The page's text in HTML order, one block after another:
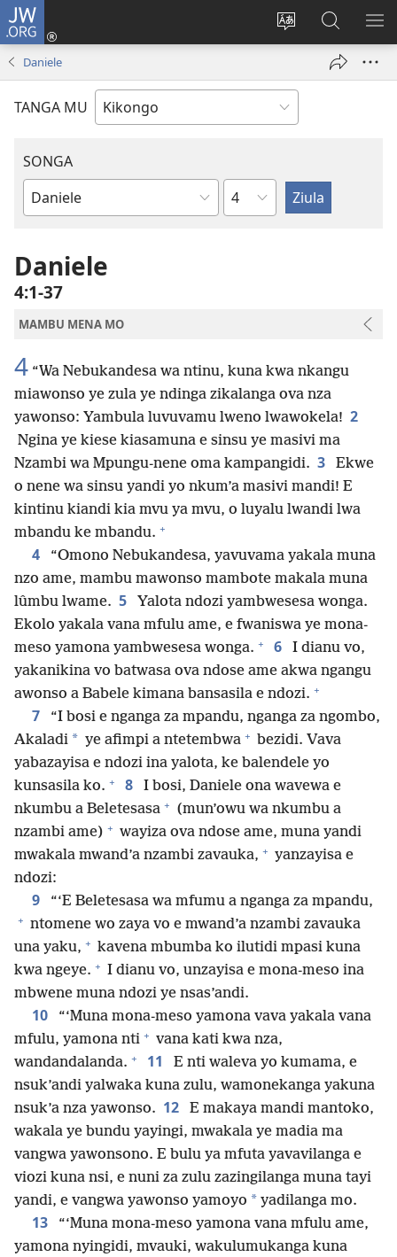
JW.ORG
Soba
nding'a
Kota
(opens
Vavulula
muna
JW.ORG
Daniele
TANGA MU
SONGA
Bible
Kapu
Daniele
4:1-37
MAMBU MENA MO
4 “Wa Nebukandesa wa ntinu, kuna kwa nkangu
miawonso ye zula ye ndinga zikalanga ova nza
yawonso: Yambula luvuvamu lweno lwawokela! 2
Ngina ye kiese kiasamuna e sinsu ye masivi ma
Nzambi wa Mpungu-nene oma kampangidi. 3
Ekwe
o nene wa sinsu yandi yo nkum’a masivi mandi! E
kintinu kiandi kia mvu ya mvu, o luyalu lwandi lwa
mbandu ke mbandu. +
4
“Omono Nebukandesa, yavuvama yakala muna
nzo ame, mambu mawonso mambote makala muna
lûmbu lwame. 5
Yalota ndozi yambwesesa wonga.
Ekolo yakala vana mfulu ame, e fwaniswa ye mona-
meso yamona yambwesesa wonga. + 6
I dianu vo,
yakanikina vo batwasa ova ndose ame akwa ngangu
awonso a Babele kimana bansasila e ndozi. +
7
“I bosi e nganga za mpandu, nganga za ngombo,
Akaladi * ye afimpi a ntetembwa + bezidi. Vava
yabazayisa e ndozi ina yalota, ke balendele yo
kunsasila ko. + 8
I bosi, Daniele ona wavewa e
nkumbu a Beletesasa + (mun’owu wa nkumbu a
nzambi ame) + wayiza ova ndose ame, muna yandi
mwakala mwand’a nzambi zavauka, + yanzayisa e
ndozi:
9 “‘E Beletesasa wa mfumu a nganga za mpandu,
+ ntomene wo zaya vo e mwand’a nzambi zavauka
una yaku, + kavena mbumba ko ilutidi mpasi kuna
kwa ngeye. + I dianu vo, unzayisa e mona-meso ina
mbwene muna ndozi ye nsas’andi.
10
“‘Muna mona-meso yamona vava yakala vana
mfulu, yamona nti + vana kati kwa nza,
wandandalanda. + 11
E nti waleva yo kumama, e
nsuk’andi yalwaka kuna zulu, wamonekanga yakuna
nsuk’a nza yawonso. 12
E makaya mandi mantoko,
wakala ye bundu yayingi, mwakala ye madia ma
vangwa yawonsono. E bulu ya mfuta yavavilanga e
viozi kuna nsi, e nuni za zulu zazingilanga muna tayi
yandi, e vangwa yawonso yamoyo * yadilanga mo.
13
“‘Muna mona-meso yamona vana mfulu ame,
yamona nyingidi, mvauki, wakulumukanga kuna